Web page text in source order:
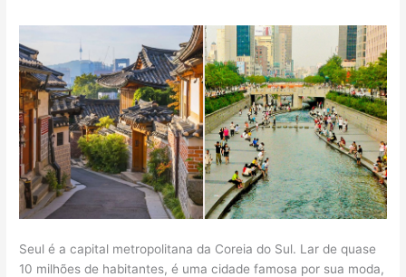
Seul é a capital metropolitana da Coreia do Sul. Lar de quase
10 milhões de habitantes, é uma cidade famosa por sua moda,